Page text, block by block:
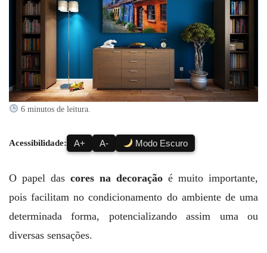
6 minutos de leitura.
Acessibilidade: A+ A- Modo Escuro
O papel das cores na decoração é muito importante,
pois facilitam no condicionamento do ambiente de uma
determinada forma, potencializando assim uma ou
diversas sensações.